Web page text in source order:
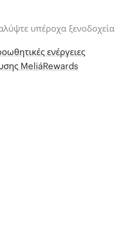
υπέροχα ξενοδοχεία
ενέργειες
MeliáRewards